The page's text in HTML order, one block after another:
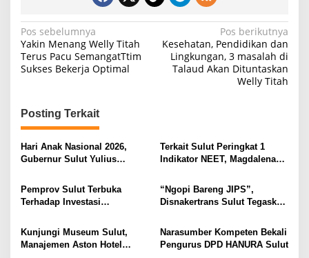
N
a
v
g
a
s
p
o
s
Pos sebelumnya
Yakin Menang Welly Titah
Terus Pacu SemangatTtim
Sukses Bekerja Optimal
Pos berikutnya
Kesehatan, Pendidikan dan
Lingkungan, 3 masalah di
Talaud Akan Dituntaskan
Welly Titah
Posting Terkait
Hari Anak Nasional 2026,
Gubernur Sulut Yulius
Ruang Aman Bagi Anak, di
Lingkungan Fisik Maupun di
Ruang Digital
Terkait Sulut Peringkat 1
Indikator NEET, Magdalena
Secara Proposional, Agar
Tidak Timbul Persepsi Keliru
Pemprov Sulut Terbuka
Terhadap Investasi
“Ngopi Bareng JIPS”,
Disnakertrans Sulut Tegaskan
Pekerja dari Ancaman PHK
Kunjungi Museum Sulut,
Manajemen Aston Hotel
Narasumber Kompeten Bekali
Pengurus DPD HANURA Sulut